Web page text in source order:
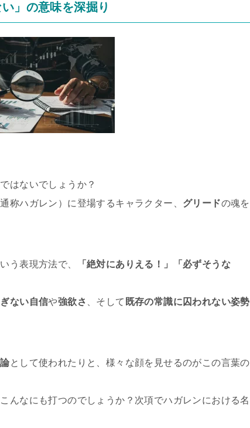
」の意味を深掘り
はないでしょうか？
称ハガレン）に登場するキャラクター、 グリードの魂を
う表現方法で、
「絶対にありえる！」「必ずそうな
ない自信や強欲さ 、そして 既存の常識に囚われない姿勢
として使われたりと、様々な顔を見せるのがこの言葉の
んなにも打つのでしょうか？次項でハガレンにおける名